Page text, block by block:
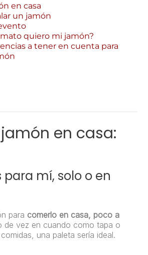
en casa
un jamón
quiero mi jamón?
a tener en cuenta para
jamón en casa:
para mí, solo o en
para comerlo en casa, poco a
de vez en cuando como tapa o
una paleta sería ideal.